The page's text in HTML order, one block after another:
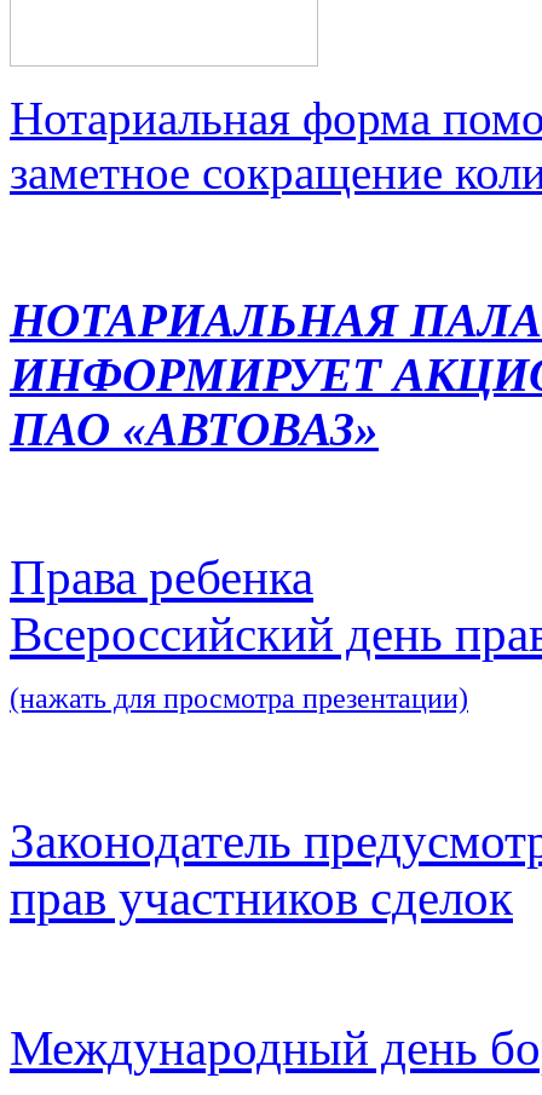
Нотариальная форма
заметное сокращение
НОТАРИАЛЬНАЯ
ИНФОРМИРУЕТ
ПАО «АВТОВАЗ»
Права ребенка
Всероссийский день
(нажать для просмотра презентации)
Законодатель
прав участников сделок
Международный день